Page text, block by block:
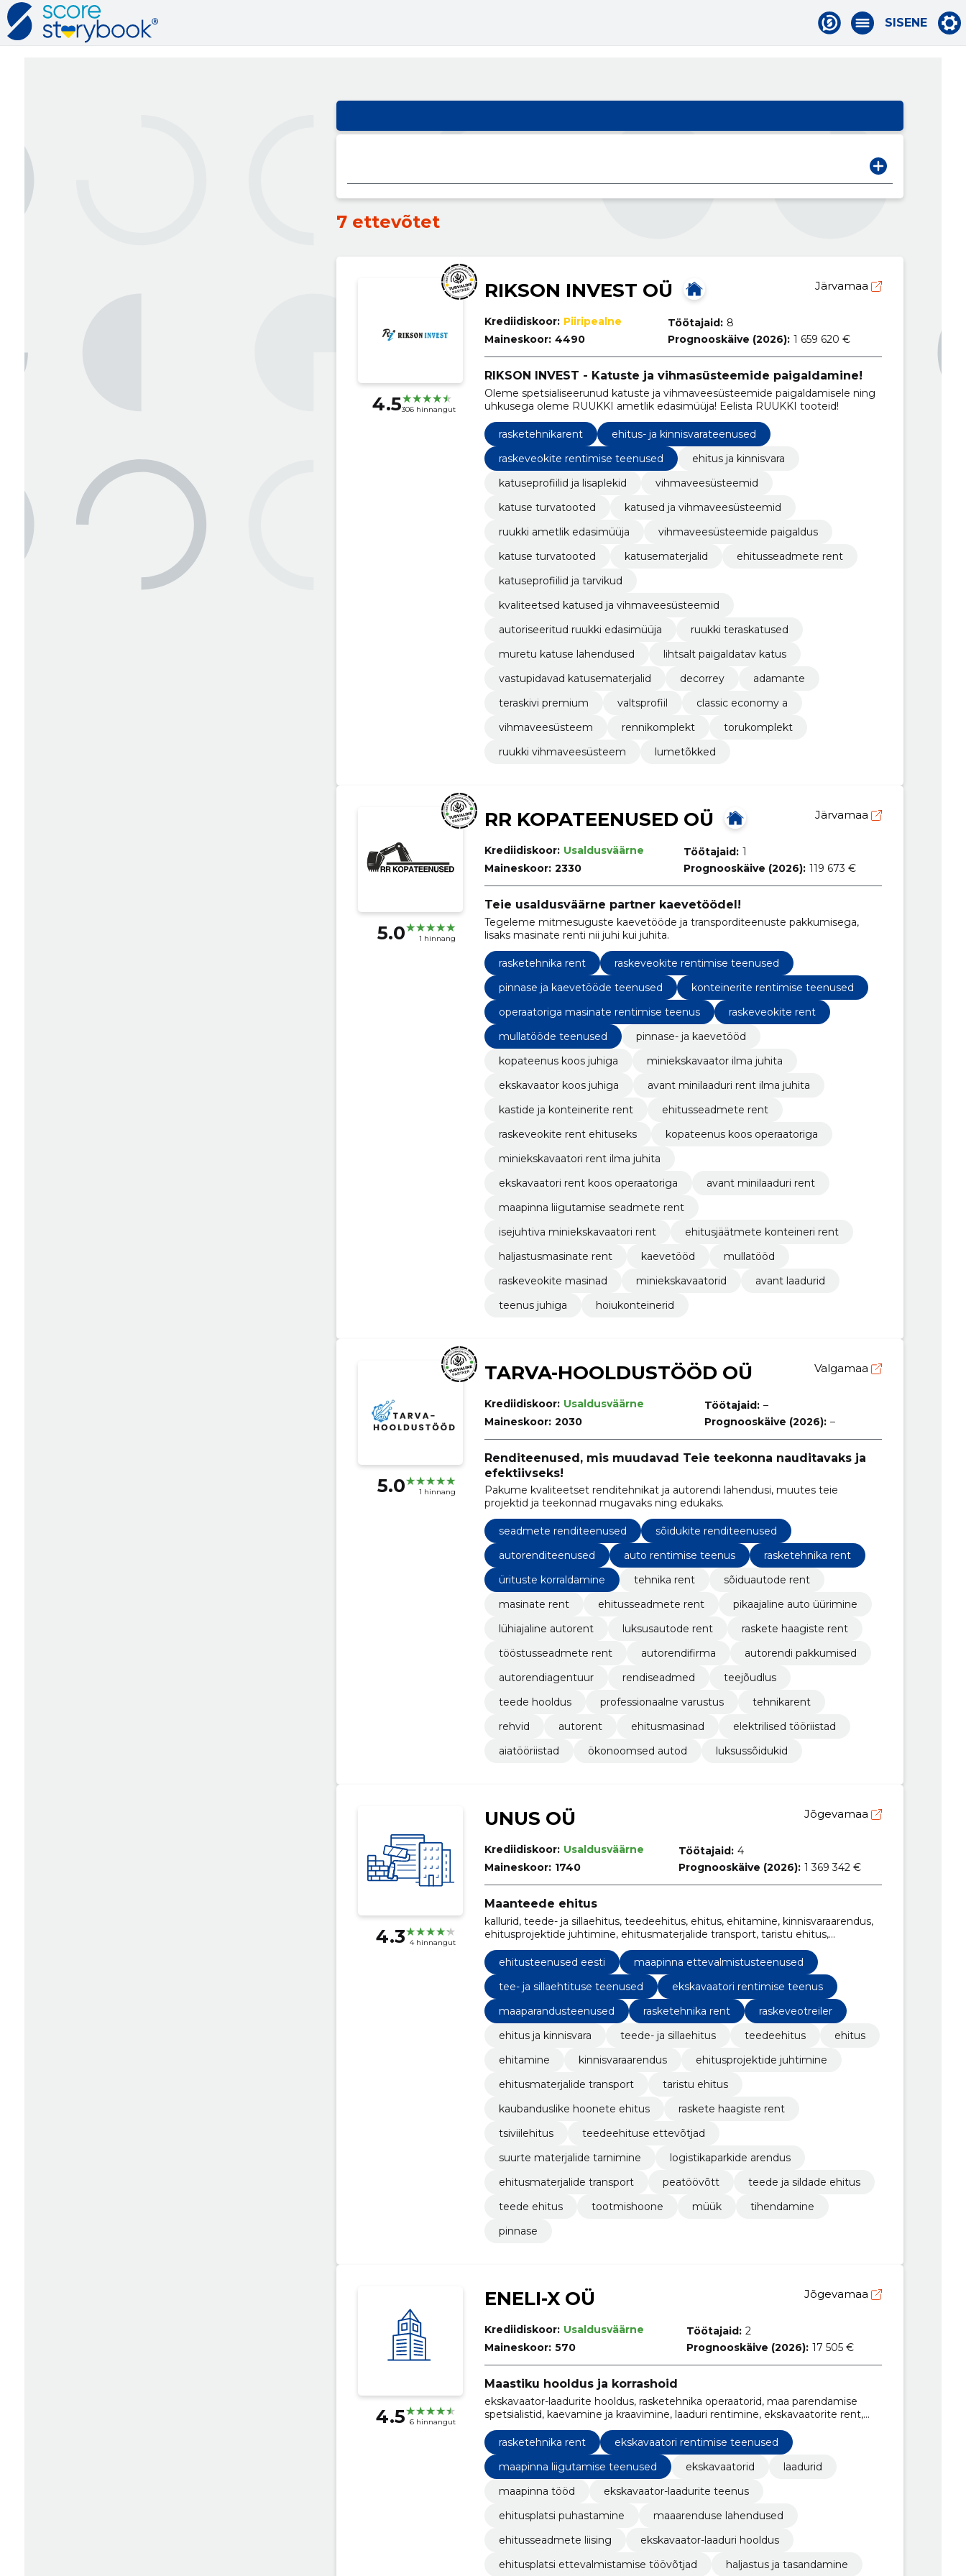
SISENE
7 ettevõtet
4.5306 hinnangut
RIKSON INVEST OÜ Järvamaa
Krediidiskoor: Piiripealne
Maineskoor: 4490
Töötajaid: 8
Prognooskäive (2026): 1 659 620 €
RIKSON INVEST - Katuste ja vihmasüsteemide paigaldamine!
Oleme spetsialiseerunud katuste ja vihmaveesüsteemide paigaldamisele ning
uhkusega oleme RUUKKI ametlik edasimüüja! Eelista RUUKKI tooteid!
rasketehnikarent
ehitus- ja kinnisvarateenused
raskeveokite rentimise teenused
ehitus ja kinnisvara
katuseprofiilid ja lisaplekid
vihmaveesüsteemid
katuse turvatooted
katused ja vihmaveesüsteemid
ruukki ametlik edasimüüja
vihmaveesüsteemide paigaldus
katuse turvatooted
katusematerjalid
ehitusseadmete rent
katuseprofiilid ja tarvikud
kvaliteetsed katused ja vihmaveesüsteemid
autoriseeritud ruukki edasimüüja
ruukki teraskatused
muretu katuse lahendused
lihtsalt paigaldatav katus
vastupidavad katusematerjalid
decorrey
adamante
teraskivi premium
valtsprofiil
classic economy a
vihmaveesüsteem
rennikomplekt
torukomplekt
ruukki vihmaveesüsteem
lumetõkked
5.0 1 hinnang
RR KOPATEENUSED OÜ Järvamaa
Krediidiskoor: Usaldusväärne
Maineskoor: 2330
Töötajaid: 1
Prognooskäive (2026): 119 673 €
Teie usaldusväärne partner kaevetöödel!
Tegeleme mitmesuguste kaevetööde ja transporditeenuste pakkumisega,
lisaks masinate renti nii juhi kui juhita.
rasketehnika rent
raskeveokite rentimise teenused
pinnase ja kaevetööde teenused
konteinerite rentimise teenused
operaatoriga masinate rentimise teenus
raskeveokite rent
mullatööde teenused
pinnase- ja kaevetööd
kopateenus koos juhiga
miniekskavaator ilma juhita
ekskavaator koos juhiga
avant minilaaduri rent ilma juhita
kastide ja konteinerite rent
ehitusseadmete rent
raskeveokite rent ehituseks
kopateenus koos operaatoriga
miniekskavaatori rent ilma juhita
ekskavaatori rent koos operaatoriga
avant minilaaduri rent
maapinna liigutamise seadmete rent
isejuhtiva miniekskavaatori rent
ehitusjäätmete konteineri rent
haljastusmasinate rent
kaevetööd
mullatööd
raskeveokite masinad
miniekskavaatorid
avant laadurid
teenus juhiga
hoiukonteinerid
5.0 1 hinnang
TARVA-HOOLDUSTÖÖD OÜ Valgamaa
Krediidiskoor: Usaldusväärne
Maineskoor: 2030
Töötajaid: –
Prognooskäive (2026): –
Renditeenused, mis muudavad Teie teekonna nauditavaks ja
efektiivseks!
Pakume kvaliteetset renditehnikat ja autorendi lahendusi, muutes teie
projektid ja teekonnad mugavaks ning edukaks.
seadmete renditeenused
sõidukite renditeenused
autorenditeenused
auto rentimise teenus
rasketehnika rent
ürituste korraldamine
tehnika rent
sõiduautode rent
masinate rent
ehitusseadmete rent
pikaajaline auto üürimine
lühiajaline autorent
luksusautode rent
raskete haagiste rent
tööstusseadmete rent
autorendifirma
autorendi pakkumised
autorendiagentuur
rendiseadmed
teejõudlus
teede hooldus
professionaalne varustus
tehnikarent
rehvid
autorent ehitusmasinad
elektrilised tööriistad
aiatööriistad
ökonoomsed autod luksussõidukid
4.3 4 hinnangut
UNUS OÜ Jõgevamaa
Krediidiskoor: Usaldusväärne
Maineskoor: 1740
Töötajaid: 4
Prognooskäive (2026): 1 369 342 €
Maanteede ehitus
kallurid, teede- ja sillaehitus, teedeehitus, ehitus, ehitamine, kinnisvaraarendus,
ehitusprojektide juhtimine, ehitusmaterjalide transport, taristu ehitus,
kaubanduslike hoonete ehitus
ehitusteenused eesti
maapinna ettevalmistusteenused
tee- ja sillaehtituse teenused
ekskavaatori rentimise teenus
maaparandusteenused
rasketehnika rent
raskeveotreiler
ehitus ja kinnisvara
teede- ja sillaehitus teedeehitus
ehitus
ehitamine
kinnisvaraarendus
ehitusprojektide juhtimine
ehitusmaterjalide transport
taristu ehitus
kaubanduslike hoonete ehitus
raskete haagiste rent
tsiviilehitus
teedeehituse ettevõtjad
suurte materjalide tarnimine
logistikaparkide arendus
ehitusmaterjalide transport
peatöövõtt
teede ja sildade ehitus
teede ehitus
tootmishoone müük
tihendamine
pinnase
4.5 6 hinnangut
ENELI-X OÜ Jõgevamaa
Krediidiskoor: Usaldusväärne
Maineskoor: 570
Töötajaid: 2
Prognooskäive (2026): 17 505 €
Maastiku hooldus ja korrashoid
ekskavaator-laadurite hooldus, rasketehnika operaatorid, maa parendamise
spetsialistid, kaevamine ja kraavimine, laaduri rentimine, ekskavaatorite rent,
laadurite rent, ehitusplatsi puhastamine, vana pinnase eemaldamine, mulla
kaevamine ja transport
rasketehnika rent
ekskavaatori rentimise teenused
maapinna liigutamise teenused
ekskavaatorid
laadurid
maapinna tööd
ekskavaator-laadurite teenus
ehitusplatsi puhastamine
maaarenduse lahendused
ehitusseadmete liising
ekskavaator-laaduri hooldus
ehitusplatsi ettevalmistamise töövõtjad
haljastus ja tasandamine